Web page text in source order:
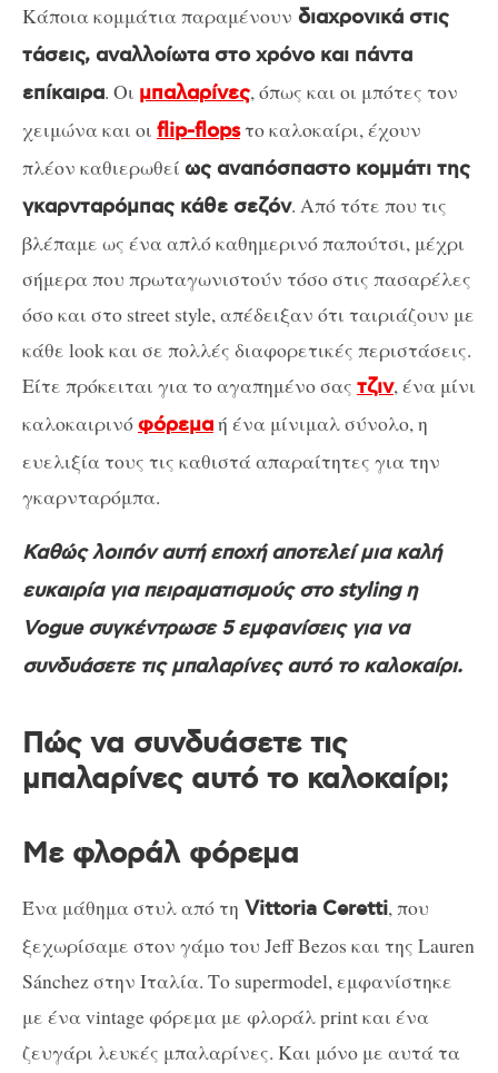
Κάποια κομμάτια παραμένουν διαχρονικά στις
τάσεις, αναλλοίωτα στο χρόνο και πάντα
επίκαιρα. Οι μπαλαρίνες, όπως και οι μπότες τον
χειμώνα και οι flip-flopsτο καλοκαίρι, έχουν
πλέον καθιερωθεί ως αναπόσπαστο κομμάτι της
γκαρνταρόμπας κάθε σεζόν. Από τότε που τις
βλέπαμε ως ένα απλό καθημερινό παπούτσι, μέχρι
σήμερα που πρωταγωνιστούν τόσο στις πασαρέλες
όσο και στο street style, απέδειξαν ότι ταιριάζουν με
κάθε look και σε πολλές διαφορετικές περιστάσεις.
Είτε πρόκειται για το αγαπημένο σας τζιν, ένα μίνι
καλοκαιρινόφόρεμαή ένα μίνιμαλ σύνολο, η
ευελιξία τους τις καθιστά απαραίτητες για την
γκαρνταρόμπα.
Καθώς λοιπόν αυτή εποχή αποτελεί μια καλή
ευκαιρία για πειραματισμούς στο styling η
Vogue συγκέντρωσε 5 εμφανίσεις για να
συνδυάσετε τις μπαλαρίνες αυτό το καλοκαίρι.
Πώς να συνδυάσετε τις
μπαλαρίνες αυτό το καλοκαίρι;
Με φλοράλ φόρεμα
Ένα μάθημα στυλ από τη Vittoria Ceretti, που
ξεχωρίσαμε στον γάμο του Jeff Bezos και της Lauren
Sánchez στην Ιταλία. Το supermodel, εμφανίστηκε
με ένα vintage φόρεμα με φλοράλ print και ένα
ζευγάρι λευκές μπαλαρίνες. Και μόνο με αυτά τα